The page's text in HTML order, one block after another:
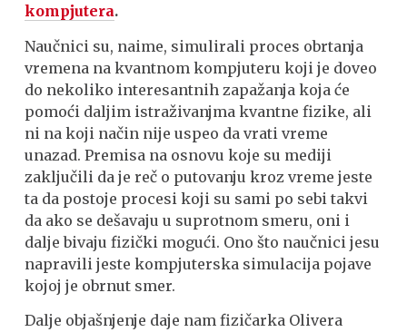
kompjutera.
Naučnici su, naime, simulirali proces obrtanja
vremena na kvantnom kompjuteru koji je doveo
do nekoliko interesantnih zapažanja koja će
pomoći daljim istraživanjma kvantne fizike, ali
ni na koji način nije uspeo da vrati vreme
unazad. Premisa na osnovu koje su mediji
zaključili da je reč o putovanju kroz vreme jeste
ta da postoje procesi koji su sami po sebi takvi
da ako se dešavaju u suprotnom smeru, oni i
dalje bivaju fizički mogući. Ono što naučnici jesu
napravili jeste kompjuterska simulacija pojave
kojoj je obrnut smer.
Dalje objašnjenje daje nam fizičarka Olivera